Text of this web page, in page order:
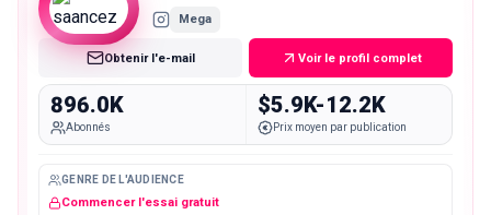
Mega
Obtenir l'e-mail Voir le profil complet
896.0K
Abonnés
$5.9K-12.2K
Prix moyen par publication
GENRE DE L'AUDIENCE
Commencer l'essai gratuit